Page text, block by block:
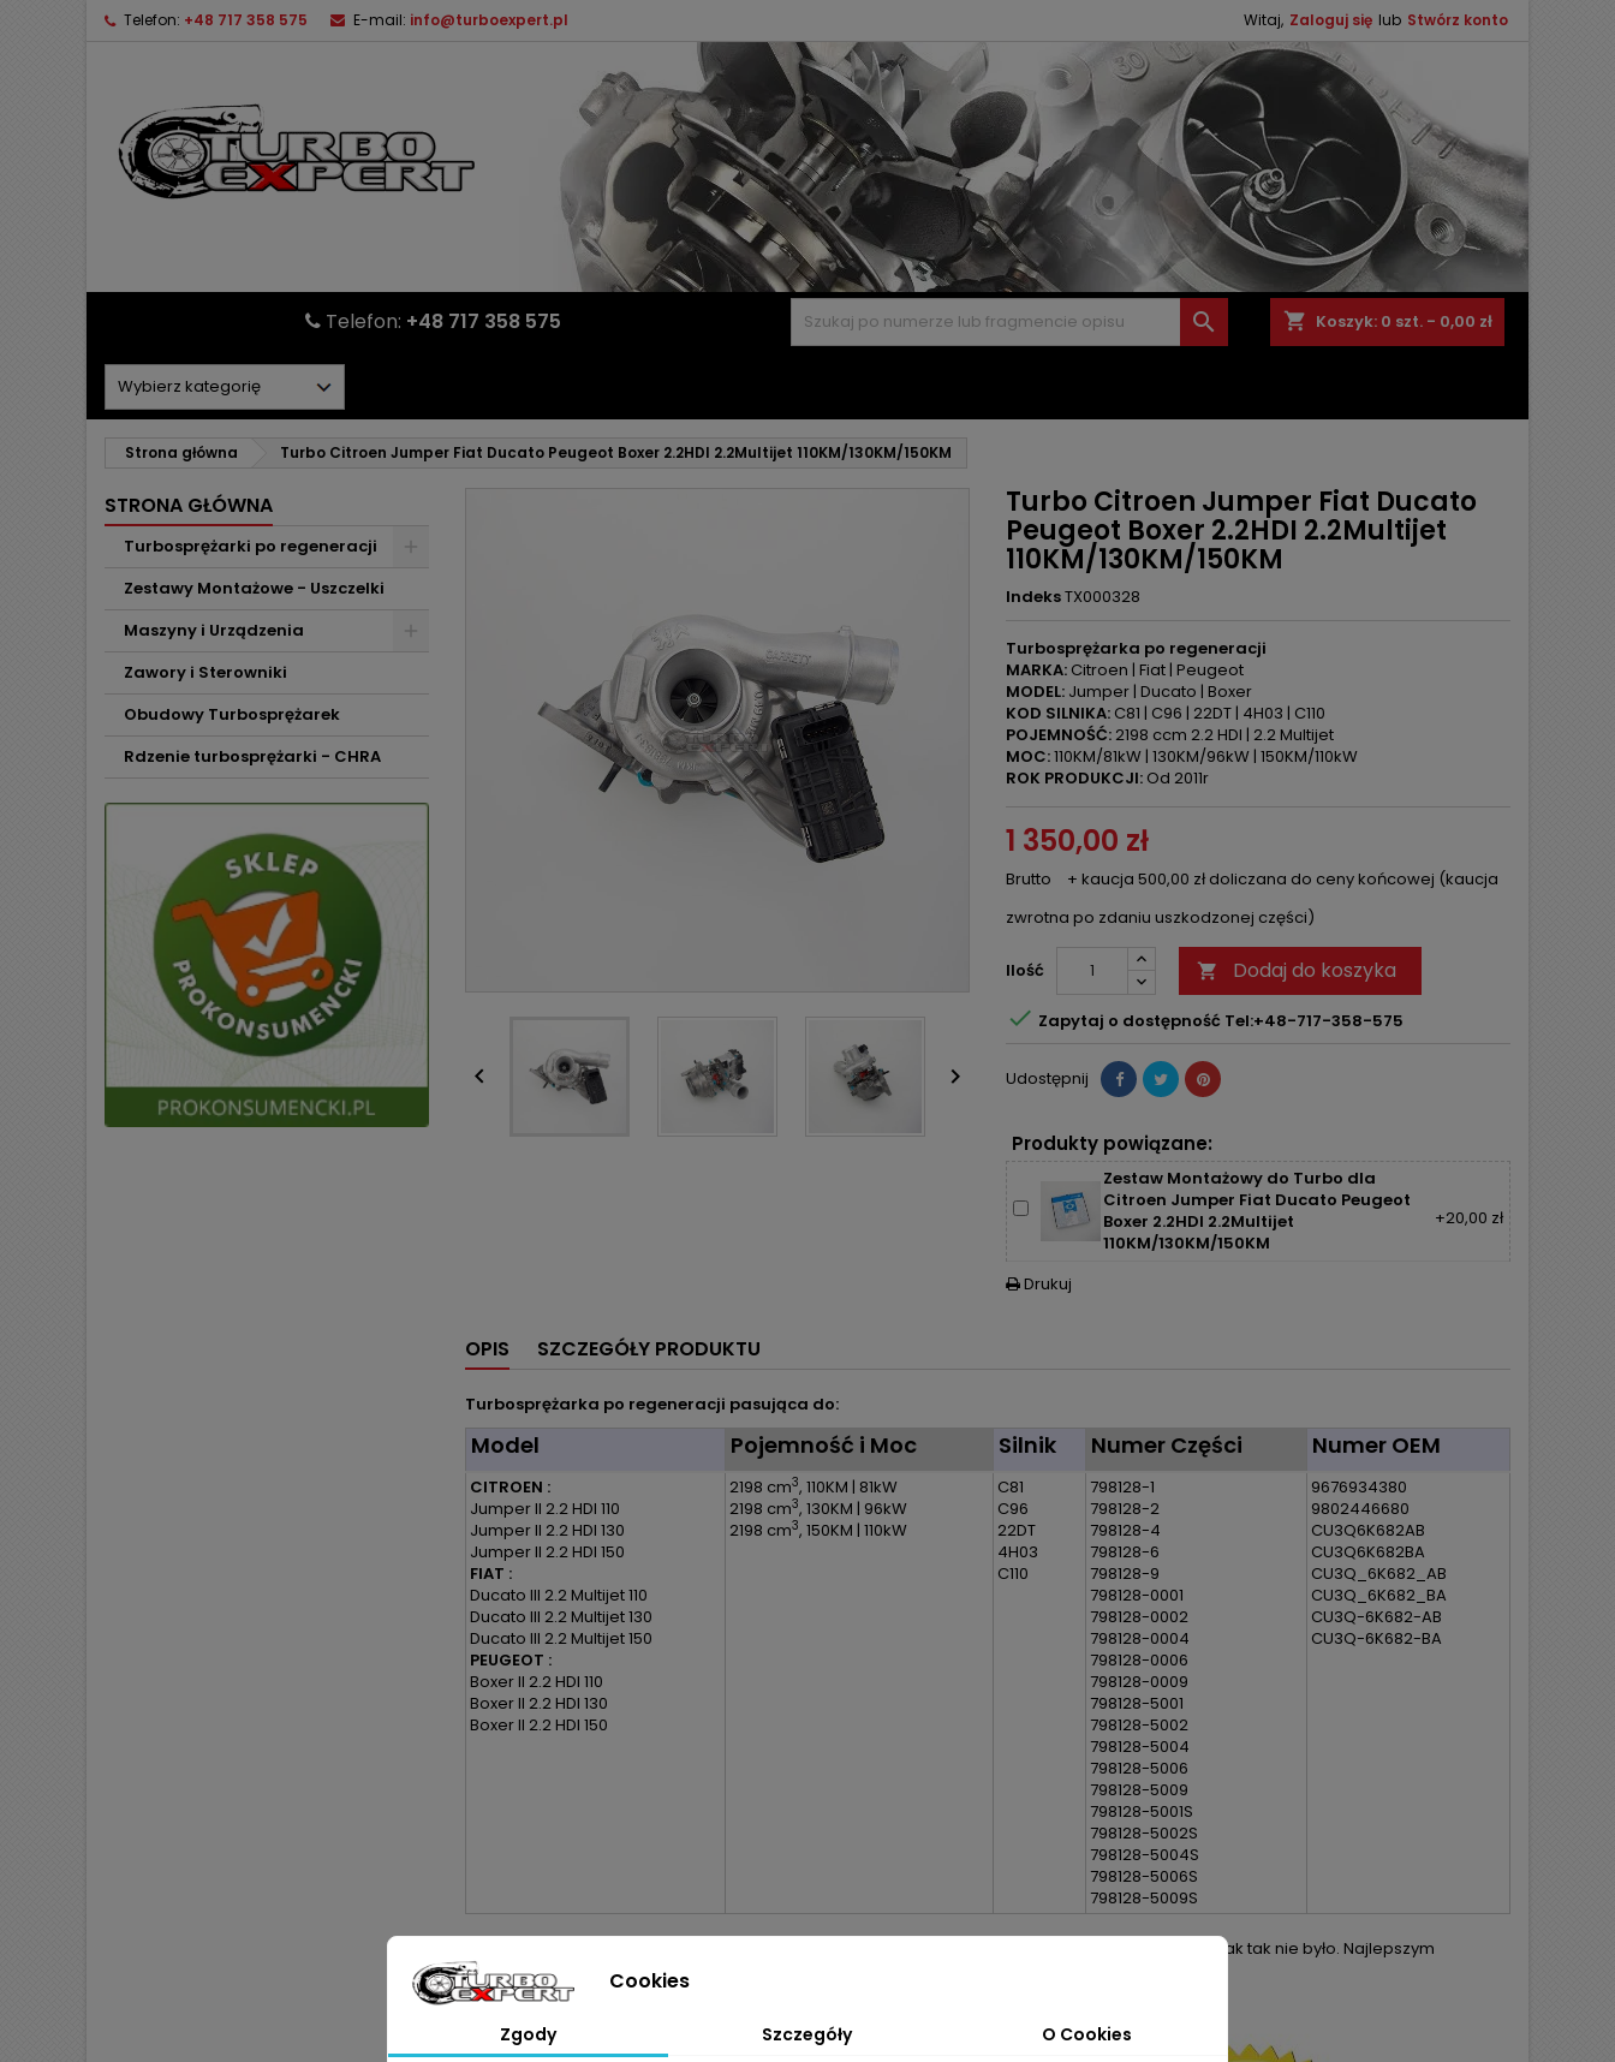
Telefon: +48 717 358 575 E-mail: info@turboexpert.pl Witaj, Zaloguj się lub Stwórz konto
shopping_cart Koszyk: 0 szt. - 0,00 zł

Telefon: +48 717 358 575
Strona główna Turbo Citroen Jumper Fiat Ducato Peugeot Boxer 2.2HDI 2.2Multijet 110KM/130KM/150KM
STRONA GŁÓWNA
Turbosprężarki po regeneracji
Zestawy Montażowe - Uszczelki
Maszyny i Urządzenia
Zawory i Sterowniki
Obudowy Turbosprężarek
Rdzenie turbosprężarki - CHRA
 
Turbo Citroen Jumper Fiat Ducato
Peugeot Boxer 2.2HDI 2.2Multijet
110KM/130KM/150KM
IndeksTX000328
Turbosprężarka po regeneracji
MARKA: Citroen | Fiat | Peugeot
MODEL: Jumper | Ducato | Boxer
KOD SILNIKA: C81 | C96 | 22DT | 4H03 | C110
POJEMNOŚĆ: 2198 ccm 2.2 HDI | 2.2 Multijet
MOC:110KM/81kW | 130KM/96kW | 150KM/110kW
ROK PRODUKCJI: Od 2011r
1 350,00 zł
Brutto
+ kaucja 500,00 zł doliczana do ceny końcowej (kaucja
zwrotna po zdaniu uszkodzonej części)
Ilość  Dodaj do koszyka
 Zapytaj o dostępność Tel:+48-717-358-575
Udostępnij
Produkty powiązane:
Zestaw Montażowy do Turbo dla
Citroen Jumper Fiat Ducato Peugeot
Boxer 2.2HDI 2.2Multijet
110KM/130KM/150KM
+20,00 zł
 Drukuj
OPIS SZCZEGÓŁY PRODUKTU
Turbosprężarka po regeneracji pasująca do:
Model Pojemność i Moc Silnik Numer Części Numer OEM
CITROEN :
Jumper II 2.2 HDI 110
Jumper II 2.2 HDI 130
Jumper II 2.2 HDI 150
FIAT :
Ducato III 2.2 Multijet 110
Ducato III 2.2 Multijet 130
Ducato III 2.2 Multijet 150
PEUGEOT :
Boxer II 2.2 HDI 110
Boxer II 2.2 HDI 130
Boxer II 2.2 HDI 150
2198 cm3, 110KM | 81kW
2198 cm3, 130KM | 96kW
2198 cm3, 150KM | 110kW
C81
C96
22DT
4H03
C110
798128-1
798128-2
798128-4
798128-6
798128-9
798128-0001
798128-0002
798128-0004
798128-0006
798128-0009
798128-5001
798128-5002
798128-5004
798128-5006
798128-5009
798128-5001S
798128-5002S
798128-5004S
798128-5006S
798128-5009S
9676934380
9802446680
CU3Q6K682AB
CU3Q6K682BA
CU3Q_6K682_AB
CU3Q_6K682_BA
CU3Q-6K682-AB
CU3Q-6K682-BA
Dane zawarte w tabeli mogą odbiegać od rzeczywistości. Dokładamy wszelkich starań aby jednak tak nie było. Najlepszym
kryterium doboru części jest sprawdzenie numerów producenta na uszkodzonej części.
Cookies
Zgody Szczegóły O Cookies